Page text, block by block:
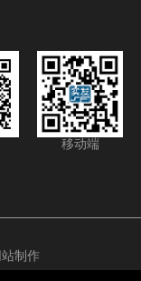
移动端
站制作